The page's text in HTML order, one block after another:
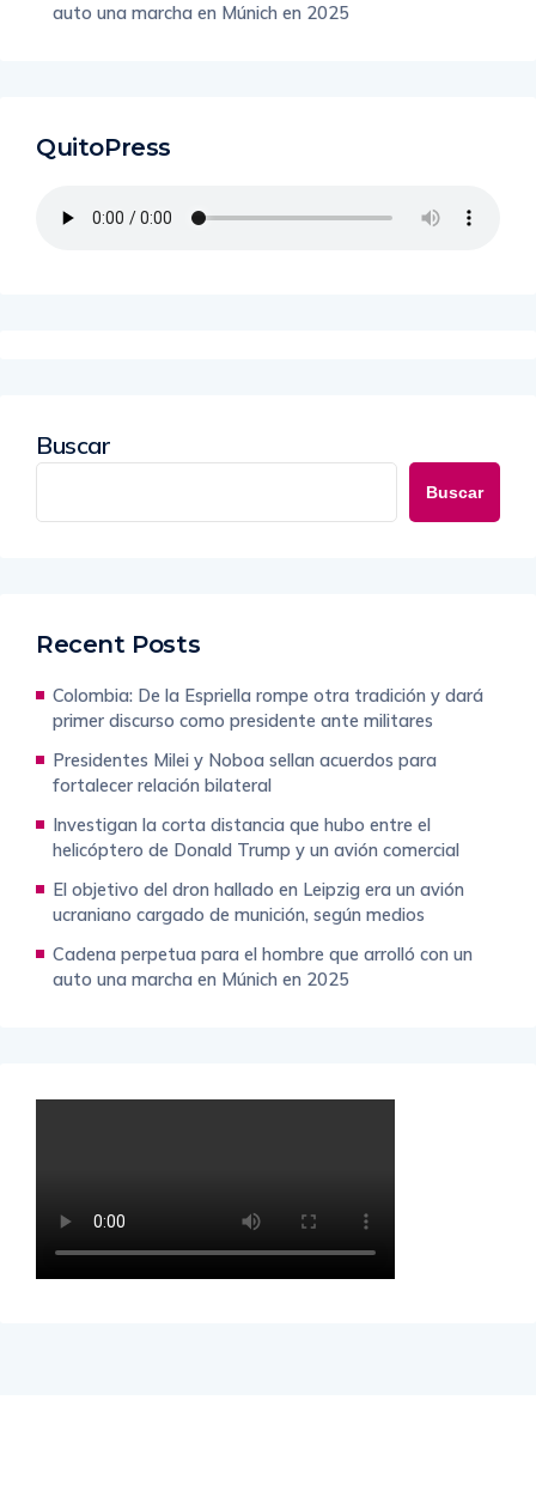
auto una marcha en Múnich en 2025
QuitoPress
Buscar
Buscar
Recent Posts
Colombia: De la Espriella rompe otra tradición y dará
primer discurso como presidente ante militares
Presidentes Milei y Noboa sellan acuerdos para
fortalecer relación bilateral
Investigan la corta distancia que hubo entre el
helicóptero de Donald Trump y un avión comercial
El objetivo del dron hallado en Leipzig era un avión
ucraniano cargado de munición, según medios
Cadena perpetua para el hombre que arrolló con un
auto una marcha en Múnich en 2025